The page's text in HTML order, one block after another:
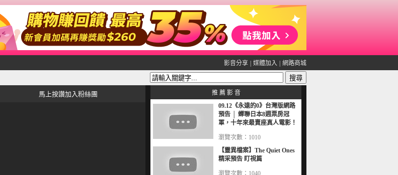
影音分享 媒體加入 網路商城
馬上按讚加入粉絲團
推 薦 影 音
09.12《永遠的0》台灣版網路
預告 │ 蟬聯日本8週票房冠
軍，十年來最賣座真人電影！
瀏覽次數：1010
【靈異檔案】The Quiet Ones
精采預告 盯視篇
瀏覽次數：1040